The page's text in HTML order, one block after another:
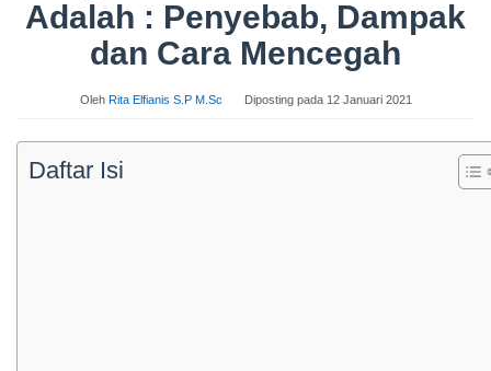
Adalah : Penyebab, Dampak
dan Cara Mencegah
Oleh Rita Elfianis S.P M.Sc Diposting pada 12 Januari 2021
Daftar Isi